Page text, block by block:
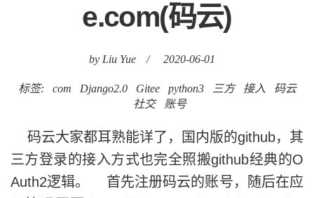
e.com(码云)
by Liu Yue / 2020-06-01
标签: com Django2.0 Gitee python3 三方 接入
码云
社交
账号
码云大家都耳熟能详了，国内版的github，其
三方登录的接入方式也完全照搬github经典的O
Auth2逻辑。 首先注册码云的账号，随后在应